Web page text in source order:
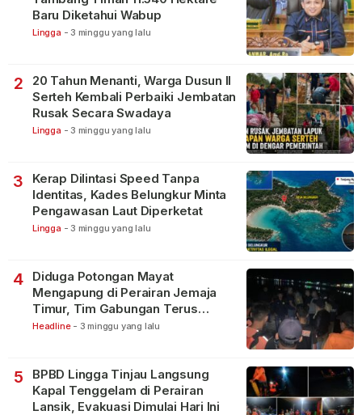
Baru Diketahui Wabup
Lingga - 3 minggu yang lalu
2
20 Tahun Menanti, Warga Dusun II
Serteh Kembali Perbaiki Jembatan
Rusak Secara Swadaya
Lingga - 3 minggu yang lalu
3
Kerap Dilintasi Speed Tanpa
Identitas, Kades Belungkur Minta
Pengawasan Laut Diperketat
Lingga - 3 minggu yang lalu
4
Diduga Potongan Mayat
Mengapung di Perairan Jemaja
Timur, Tim Gabungan Terus
Lakukan Pencarian
Headline - 3 minggu yang lalu
5
BPBD Lingga Tinjau Langsung
Kapal Tenggelam di Perairan
Lansik, Evakuasi Dimulai Hari Ini